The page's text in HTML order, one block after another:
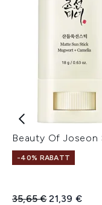
Beauty Of Joseon
-40% RABATT
Unverbindliche
35,65 €Aktueller
21,39 €